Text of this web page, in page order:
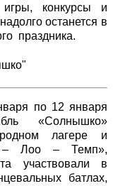
конкурсы и
останется в
праздника.
по 12 января
«Солнышко»
лагере и
– Лоо – Темп»,
участвовали в
батлах,